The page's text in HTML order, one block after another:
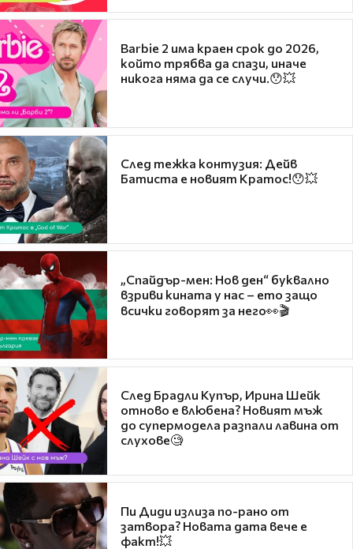
Barbie 2 има краен срок до 2026,
който трябва да спази, иначе
никога няма да се случи.😯💥
След тежка контузия: Дейв
Батиста е новият Кратос!😯💥
„Спайдър-мен: Нов ден“ буквално
взриви кината у нас – ето защо
всички говорят за него👀🎬
След Брадли Купър, Ирина Шейк
отново е влюбена? Новият мъж
до супермодела разпали лавина от
слухове🧐
Пи Диди излиза по-рано от
затвора? Новата дата вече е
факт!💥